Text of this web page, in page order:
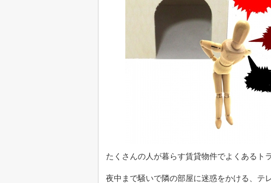
たくさんの人が暮らす賃貸物件でよくあるト
夜中まで騒いで隣の部屋に迷惑をかける、テ